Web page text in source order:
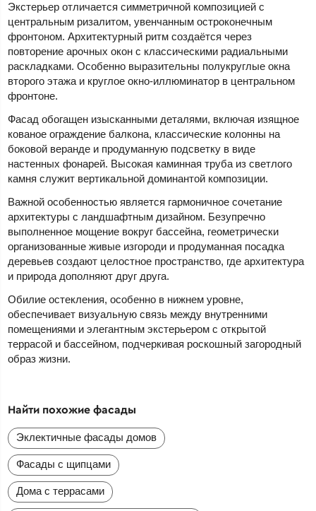
Экстерьер отличается симметричной композицией с
центральным ризалитом, увенчанным остроконечным
фронтоном. Архитектурный ритм создаётся через
повторение арочных окон с классическими радиальными
раскладками. Особенно выразительны полукруглые окна
второго этажа и круглое окно-иллюминатор в центральном
фронтоне.
Фасад обогащен изысканными деталями, включая изящное
кованое ограждение балкона, классические колонны на
боковой веранде и продуманную подсветку в виде
настенных фонарей. Высокая каминная труба из светлого
камня служит вертикальной доминантой композиции.
Важной особенностью является гармоничное сочетание
архитектуры с ландшафтным дизайном. Безупречно
выполненное мощение вокруг бассейна, геометрически
организованные живые изгороди и продуманная посадка
деревьев создают целостное пространство, где архитектура
и природа дополняют друг друга.
Обилие остекления, особенно в нижнем уровне,
обеспечивает визуальную связь между внутренними
помещениями и элегантным экстерьером с открытой
террасой и бассейном, подчеркивая роскошный загородный
образ жизни.
Найти похожие фасады
Эклектичные фасады домов
Фасады с щипцами
Дома с террасами